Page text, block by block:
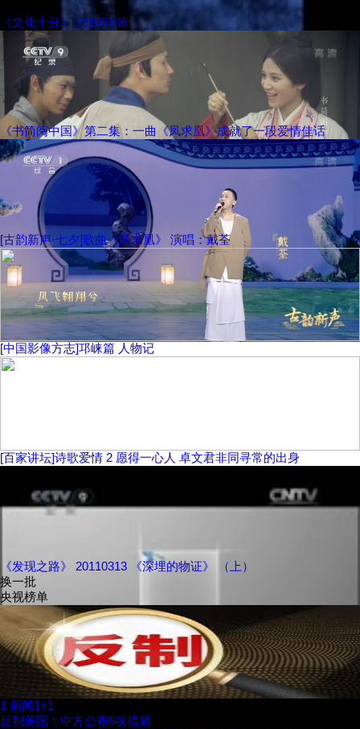
《文化十分》 20160106
《书简阅中国》第二集：一曲《凤求凰》成就了一段爱情佳话
[古韵新声·七夕]歌曲《凤求凰》 演唱：戴荃
[中国影像方志]邛崃篇 人物记
[百家讲坛]诗歌爱情 2 愿得一心人 卓文君非同寻常的出身
《发现之路》 20110313 《深埋的物证》 （上）
换一批
央视榜单
1 新闻1+1
反制美国！中方公布5项措施